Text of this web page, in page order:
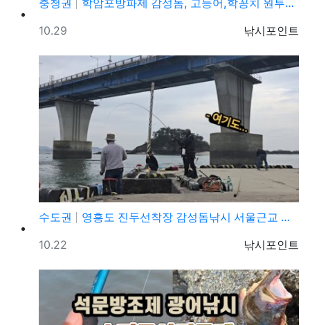
충청권
학암포방파제 감성돔, 고등어,학꽁치 원투낚시 바다낚시 …
등록자
낚시포인트
등록일
10.29
수도권
영흥도 진두선착장 감성돔낚시 서울근교 감성돔낚시 포인트
등록자
낚시포인트
등록일
10.22